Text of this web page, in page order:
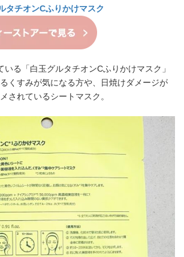
タチオンCふりかけマスク
る「白玉グルタチオンCふりかけマスク」
くすみが気になる方や、日焼けダメージが
されているシートマスク。